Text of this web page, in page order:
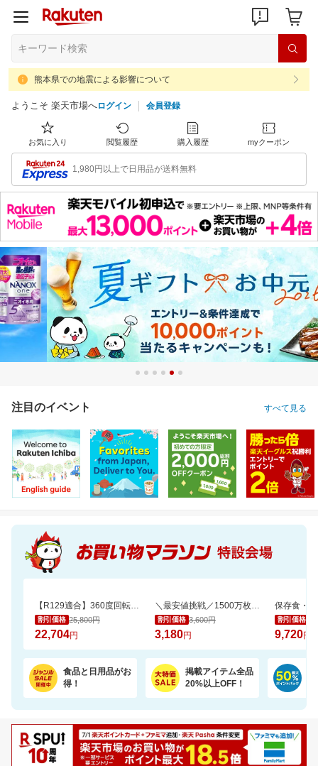
熊本県での地震による影響について
ようこそ 楽天市場へログイン 会員登録
お気に入り 閲覧履歴 購入履歴 myクーポン
1,980円以上で日用品が送料無料
注目のイベント すべて見る
【R129適合】360度回転式 チャイルドシート ISOFIX対応 新生児から12歳まで
割引価格 25,800円
22,704円
＼最安値挑戦／1500万枚売れてる★ふかふかホテルバスタオル2枚セットが20周年SALE！
割引価格 3,600円
3,180円
割引価格
9,720円
食品と日用品がお
得！
掲載アイテム全品
20%以上OFF！